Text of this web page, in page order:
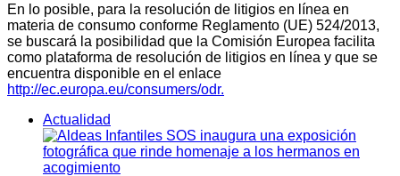
En lo posible, para la resolución de litigios en línea en
materia de consumo conforme Reglamento (UE) 524/2013,
se buscará la posibilidad que la Comisión Europea facilita
como plataforma de resolución de litigios en línea y que se
encuentra disponible en el enlace
http://ec.europa.eu/consumers/odr.
Actualidad